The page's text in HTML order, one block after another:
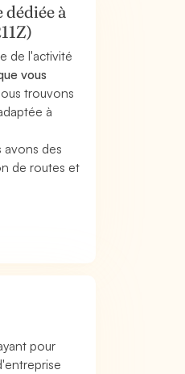
à
de l'activité
vous
trouvons
à
des
de routes et
pour